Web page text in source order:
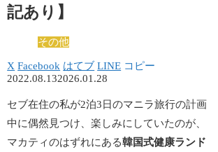
記あり】
その他
X Facebook はてブ LINE コピー
2022.08.132026.01.28
セブ在住の私が2泊3日のマニラ旅行の計画
中に偶然見つけ、楽しみにしていたのが、
マカティのはずれにある韓国式健康ランド